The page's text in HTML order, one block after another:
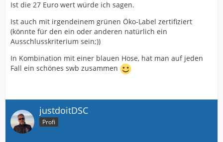
Ist die 27 Euro wert würde ich sagen.
Ist auch mit irgendeinem grünen Öko-Label zertifiziert
(könnte für den ein oder anderen natürlich ein
Ausschlusskriterium sein;))
In Kombination mit einer blauen Hose, hat man auf jeden
Fall ein schönes swb zusammen
justdoitDSC
Profi